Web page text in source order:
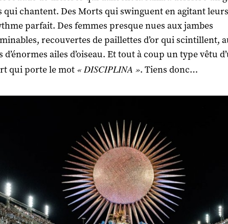
qui chantent. Des Morts qui swinguent en agitant
parfait. Des femmes presque nues aux jambes
recouvertes de paillettes d’or qui scintillent,
d’énormes ailes d’oiseau. Et tout à coup un type vêtu
qui porte le mot « DISCIPLINA ». Tiens donc…